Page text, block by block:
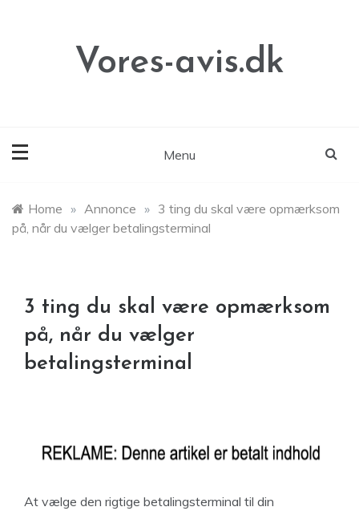
Vores-avis.dk
Menu
Home » Annonce » 3 ting du skal være opmærksom
på, når du vælger betalingsterminal
3 ting du skal være opmærksom
på, når du vælger
betalingsterminal
At vælge den rigtige betalingsterminal til din